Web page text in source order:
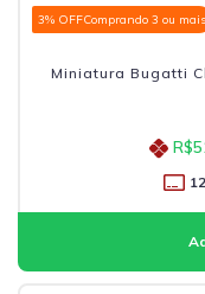
3% OFFComprando 3 ou mais
Miniatura Bugatti
12